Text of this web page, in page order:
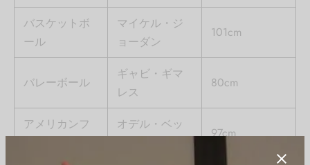
バスケットボ
ール
マイケル・ジ
ョーダン
101cm
バレーボール
ギャビ・ギマ
レス
80cm
アメリカンフ
オデル・ベッ
97cm